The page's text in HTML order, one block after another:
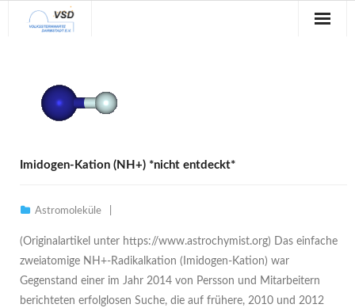
Veranstaltungen
Blog
Anfahrt
Imidogen-Kation (NH+) *nicht entdeckt*
Astromoleküle
(Originalartikel unter https://www.astrochymist.org) Das einfache
zweiatomige NH+-Radikalkation (Imidogen-Kation) war
Gegenstand einer im Jahr 2014 von Persson und Mitarbeitern
berichteten erfolglosen Suche, die auf frühere, 2010 und 2012